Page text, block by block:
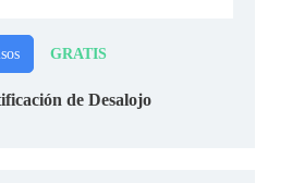
GRATIS
de Desalojo